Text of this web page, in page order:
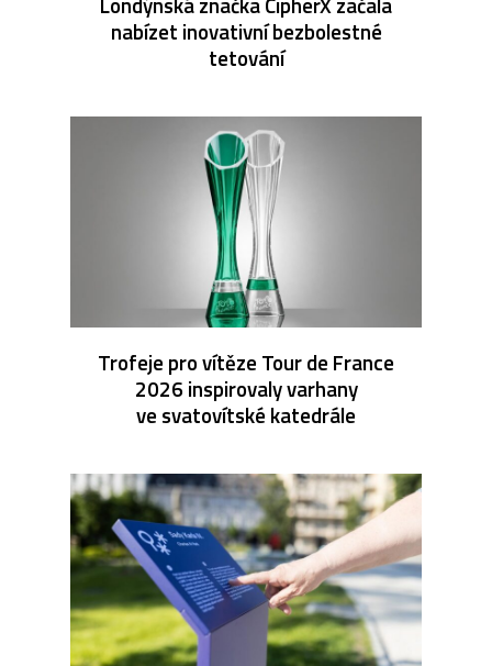
nabízet inovativní bezbolestné
tetování
Trofeje pro vítěze Tour de France
2026 inspirovaly varhany
ve svatovítské katedrále